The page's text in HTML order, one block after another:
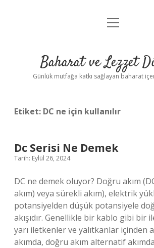
Anasayfa
Yasal Uyarı
menüyü
Baharat ve Lezzet
Günlük mutfağa katkı sağlayan baharat
Etiket: DC ne için kullanılır
Dc Serisi Ne Demek
Tarih: Eylül 26, 2024
DC ne demek oluyor? Doğru akım
akım) veya sürekli akım), elektrik
potansiyelden düşük potansiyele
akışıdır. Genellikle bir kablo gibi bir
yarı iletkenler ve yalıtkanlar içinden
akımda, doğru akım alternatif